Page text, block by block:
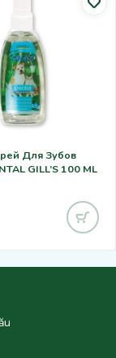
Для Зубов
GILL’S 100 ML